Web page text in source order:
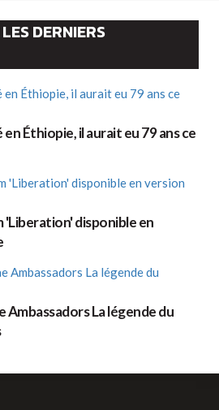
DERNIERS
Éthiopie, il aurait eu 79 ans ce
'Liberation' disponible en
Ambassadors La légende du